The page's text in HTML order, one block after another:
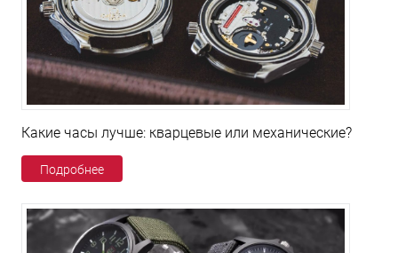
Какие часы лучше: кварцевые или механические?
Подробнее